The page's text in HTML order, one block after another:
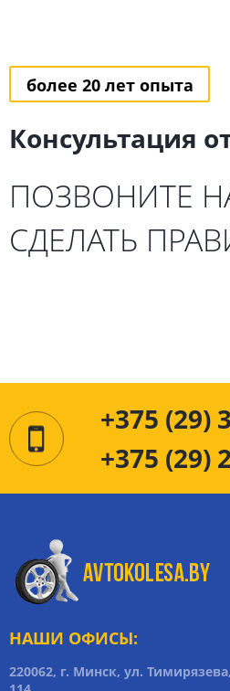
более 20 лет опыта
Консультация
ПОЗВОНИТЕ
СДЕЛАТЬ
+375 (29)
+375 (29)
НАШИ ОФИСЫ:
220062, г. Минск, ул.